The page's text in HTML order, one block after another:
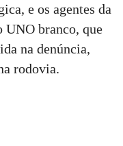
e os agentes da
branco, que
na denúncia,
rodovia.